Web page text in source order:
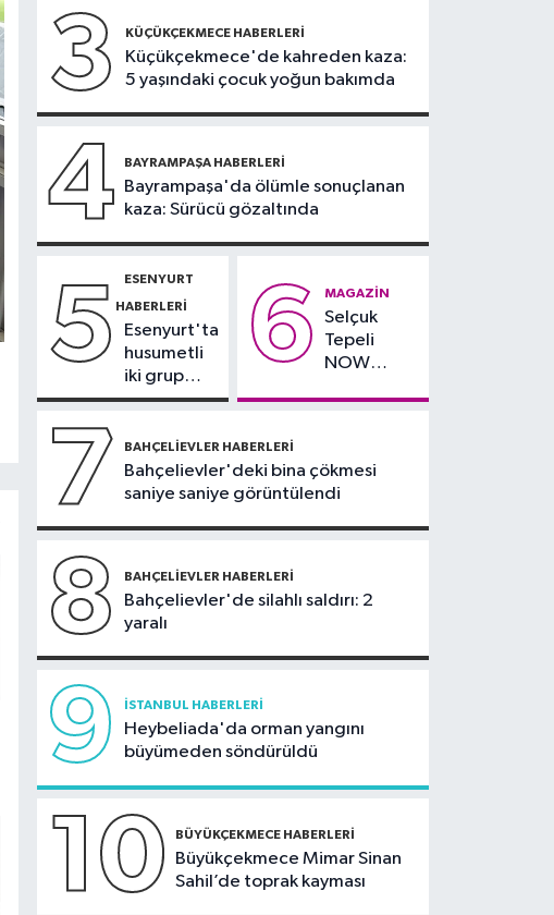
buluşturuyor
Sağlık
21:17"Karaciğerim
yağlı" demeyin,
önlemini alın
21:10Trabzonspor'da
Salah yaklaşık 30 bin
taraftar önünde imza
attı
tutuklama
talebi
bazı yollar
kapatılacak
3 KÜÇÜKÇEKMECE HABERLERI
Küçükçekmece'de kahreden kaza:
5 yaşındaki çocuk yoğun bakımda
4 BAYRAMPAŞA HABERLERI
Bayrampaşa'da ölümle sonuçlanan
kaza: Sürücü gözaltında
5 ESENYURT
HABERLERI
Esenyurt'ta
husumetli
iki grup
arasında
kavga
6 MAGAZIN
Selçuk
Tepeli
NOW
7 BAHÇELIEVLER HABERLERI
Bahçelievler'deki bina çökmesi
saniye saniye görüntülendi
8 BAHÇELIEVLER HABERLERI
Bahçelievler'de silahlı saldırı: 2
yaralı
9 İSTANBUL HABERLERI
Heybeliada'da orman yangını
büyümeden söndürüldü
10 BÜYÜKÇEKMECE HABERLERI
Büyükçekmece Mimar Sinan
Sahil’de toprak kayması